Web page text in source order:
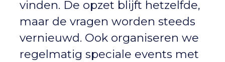
vinden. De opzet blijft hetzelfde,
maar de vragen worden steeds
vernieuwd. Ook organiseren we
regelmatig speciale events met